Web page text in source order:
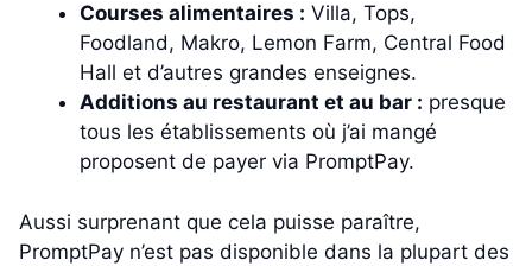
Courses alimentaires : Villa, Tops,
Foodland, Makro, Lemon Farm, Central Food
Hall et d’autres grandes enseignes.
Additions au restaurant et au bar : presque
tous les établissements où j’ai mangé
proposent de payer via PromptPay.
Aussi surprenant que cela puisse paraître,
PromptPay n’est pas disponible dans la plupart des